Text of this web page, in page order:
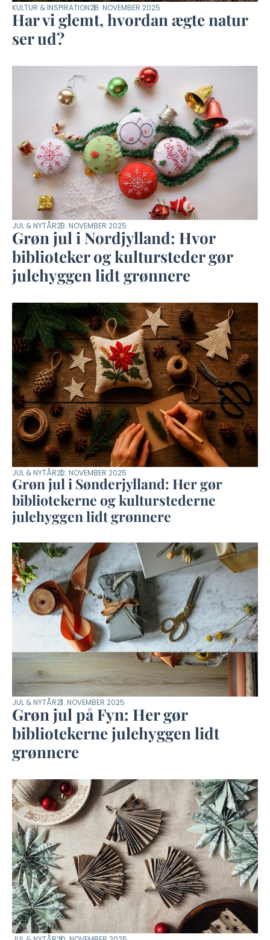
KULTUR & INSPIRATION28. NOVEMBER 2025
Har vi glemt, hvordan ægte natur
ser ud?
JUL & NYTÅR23. NOVEMBER 2025
Grøn jul i Nordjylland: Hvor
biblioteker og kultursteder gør
julehyggen lidt grønnere
JUL & NYTÅR22. NOVEMBER 2025
Grøn jul i Sønderjylland: Her gør
bibliotekerne og kulturstederne
julehyggen lidt grønnere
JUL & NYTÅR21. NOVEMBER 2025
Grøn jul på Fyn: Her gør
bibliotekerne julehyggen lidt
grønnere